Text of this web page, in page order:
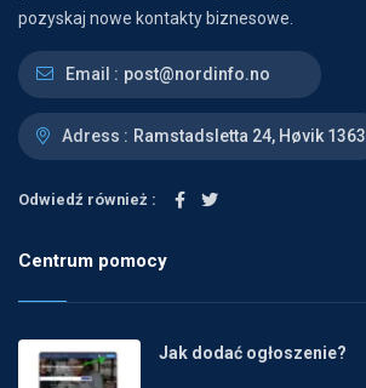
pozyskaj nowe kontakty biznesowe.
Email : post@nordinfo.no
Adress : Ramstadsletta 24, Høvik 1363
Odwiedź również :
Centrum pomocy
Jak dodać ogłoszenie?